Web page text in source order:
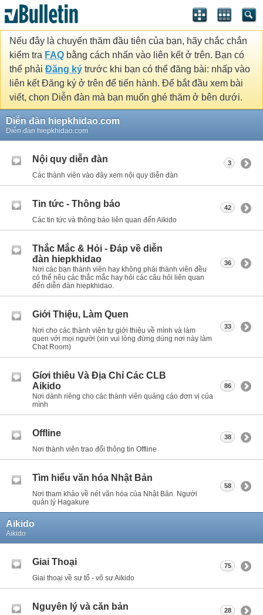
Nếu đây là chuyến thăm đầu tiên của bạn, hãy chắc chắn
kiểm tra FAQ bằng cách nhấn vào liên kết ở trên. Bạn có
thể phải Đăng ký trước khi bạn có thể đăng bài: nhấp vào
liên kết Đăng ký ở trên để tiến hành. Để bắt đầu xem bài
viết, chọn Diễn đàn mà bạn muốn ghé thăm ở bên dưới.
Diễn đàn hiepkhidao.com
Diễn đàn hiepkhidao.com
Nội quy diễn đàn
Các thành viên vào đây xem nội quy diễn đàn
3
Tin tức - Thông báo
Các tin tức và thông báo liên quan đến Aikido
42
Thắc Mắc & Hỏi - Đáp về diễn
đàn hiepkhidao
Nơi các bạn thành viên hay không phải thành viên đều
có thể nêu các thắc mắc hay hỏi các câu hỏi liên quan
đến diễn đàn hiepkhidao.
36
Giới Thiệu, Làm Quen
Nơi cho các thành viên tự giới thiệu về mình và làm
quen với mọi người (xin vui lòng đừng dùng nơi này làm
Chat Room)
33
Gíơi thiêu Và Địa Chỉ Các CLB
Aikido
Nơi dành riêng cho các thành viên quảng cáo đơn vị của
mình
86
Offline
Nơi thành viên trao đổi thông tin Offline
38
Tìm hiểu văn hóa Nhật Bản
Nơi tham khảo về nét văn hóa của Nhật Bản. Người
quản lý Hagakure
58
Aikido
Aikido
Giai Thoại
Giai thoại về sư tổ - võ sư Aikido
75
Nguyên lý và căn bản 28